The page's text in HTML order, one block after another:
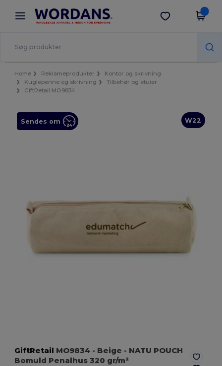
× Wordans-app
Bedre priser i appen!
Hent app
Home Reklameprodukter
Kontor og skrivning
Kuglepenne og skrivning
Tilbehør og etuier
GiftRetail MO9834
W22
Sendes om
GiftRetail MO9834 - Beige - NATU POUCH
Bomuld Penalhus 320 gr/m²